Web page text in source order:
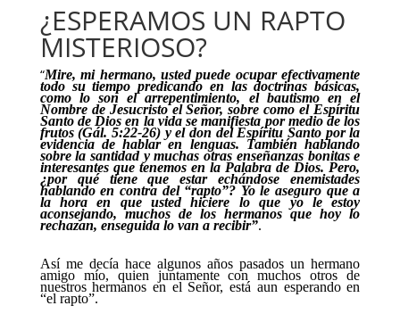
¿ESPERAMOS UN RAPTO
MISTERIOSO?
“Mire, mi hermano, usted puede ocupar efectivamente
todo su tiempo predicando en las doctrinas básicas,
como lo son el arrepentimiento, el bautismo en el
Nombre de Jesucristo el Señor, sobre como el Espíritu
Santo de Dios en la vida se manifiesta por medio de los
frutos (Gál. 5:22-26) y el don del Espíritu Santo por la
evidencia de hablar en lenguas. También hablando
sobre la santidad y muchas otras enseñanzas bonitas e
interesantes que tenemos en la Palabra de Dios. Pero,
¿por qué tiene que estar echándose enemistades
hablando en contra del “rapto”? Yo le aseguro que a
la hora en que usted hiciere lo que yo le estoy
aconsejando, muchos de los hermanos que hoy lo
rechazan, enseguida lo van a recibir”.
Así me decía hace algunos años pasados un hermano
amigo mío, quien juntamente con muchos otros de
nuestros hermanos en el Señor, está aun esperando en
“el rapto”.